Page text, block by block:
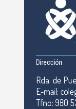
Dirección
Rda. de
E-mail:
Tfno: 980